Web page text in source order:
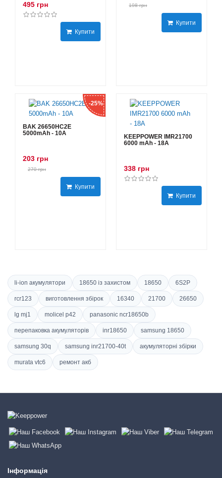
495 грн
Купити
198 грн
Купити
-25%
BAK 26650HC2E
5000mAh - 10А
203 грн
270 грн
Купити
KEEPPOWER IMR21700
6000 mAh - 18А
338 грн
Купити
li-ion акумулятори 18650 із захистом 18650 6S2P
rcr123 виготовлення збірок 16340 21700 26650
lg mj1 molicel p42 panasonic ncr18650b
перепаковка акумуляторів inr18650 samsung 18650
samsung 30q samsung inr21700-40t акумуляторні збірки
murata vtc6 ремонт акб
Інформація